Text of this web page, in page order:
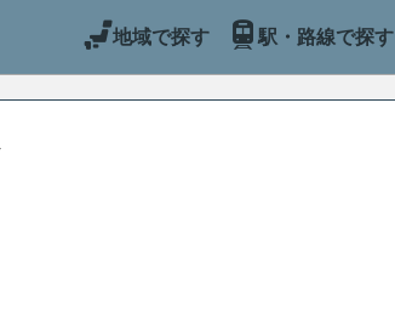
地域で探す 駅・路線で探す